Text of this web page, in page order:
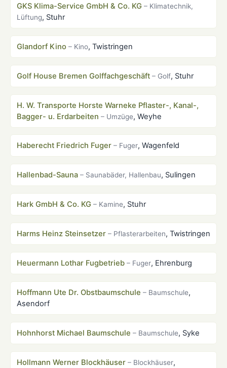
GKS Klima-Service GmbH & Co. KG – Klimatechnik,
Lüftung, Stuhr
Glandorf Kino – Kino, Twistringen
Golf House Bremen Golffachgeschäft – Golf, Stuhr
H. W. Transporte Horste Warneke Pflaster-, Kanal-,
Bagger- u. Erdarbeiten – Umzüge, Weyhe
Haberecht Friedrich Fuger – Fuger, Wagenfeld
Hallenbad-Sauna – Saunabäder, Hallenbau, Sulingen
Hark GmbH & Co. KG – Kamine, Stuhr
Harms Heinz Steinsetzer – Pflasterarbeiten, Twistringen
Heuermann Lothar Fugbetrieb – Fuger, Ehrenburg
Hoffmann Ute Dr. Obstbaumschule – Baumschule,
Asendorf
Hohnhorst Michael Baumschule – Baumschule, Syke
Hollmann Werner Blockhäuser – Blockhäuser,